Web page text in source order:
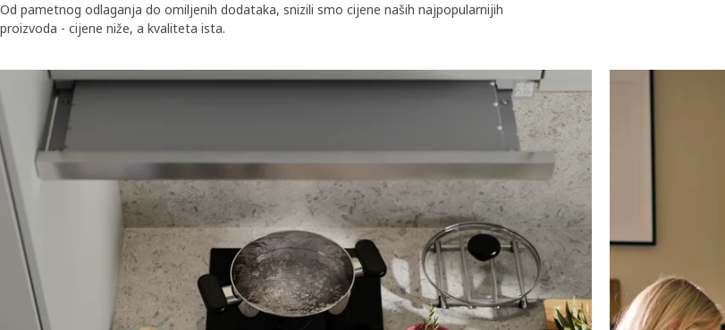
Od pametnog odlaganja do omiljenih dodataka, snizili smo cijene naših najpopularnijih
proizvoda - cijene niže, a kvaliteta ista.
Skip listing